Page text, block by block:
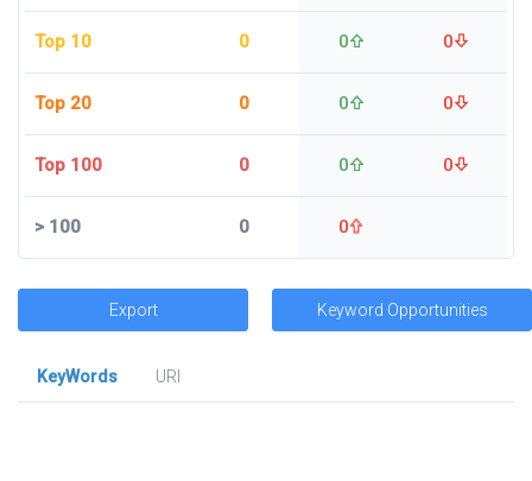
Top 10 0 0 0
Top 20 0 0 0
Top 100 0 0 0
>100 0 0
Export Keyword Opportunities
KeyWords
URl